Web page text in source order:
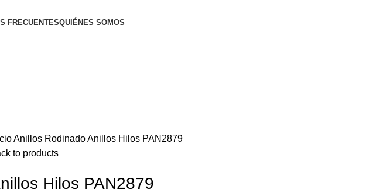
FRECUENTESQUIÉNES SOMOS
Anillos RodinadoAnillos Hilos PAN2879
to products
Hilos PAN2879